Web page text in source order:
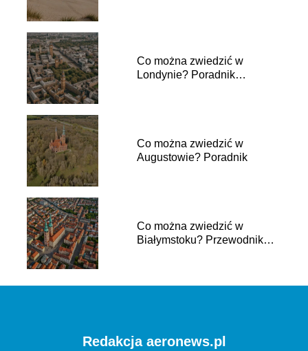
Co można zwiedzić w
Londynie? Poradnik
Co można zwiedzić w
Augustowie? Poradnik
Co można zwiedzić w
Białymstoku? Przewodnik
Redakcja aeronews.pl